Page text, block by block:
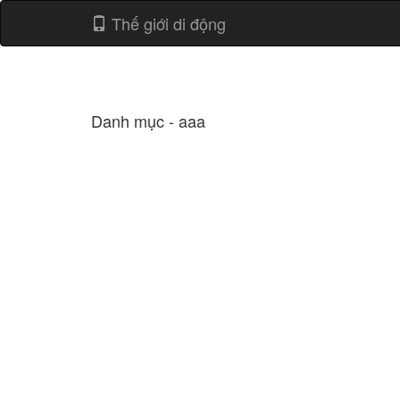
Thế giới di động
Danh mục - aaa